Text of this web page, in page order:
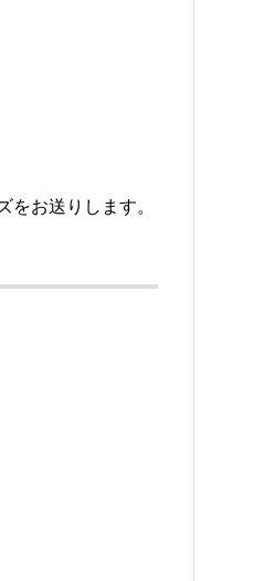
お送りします。